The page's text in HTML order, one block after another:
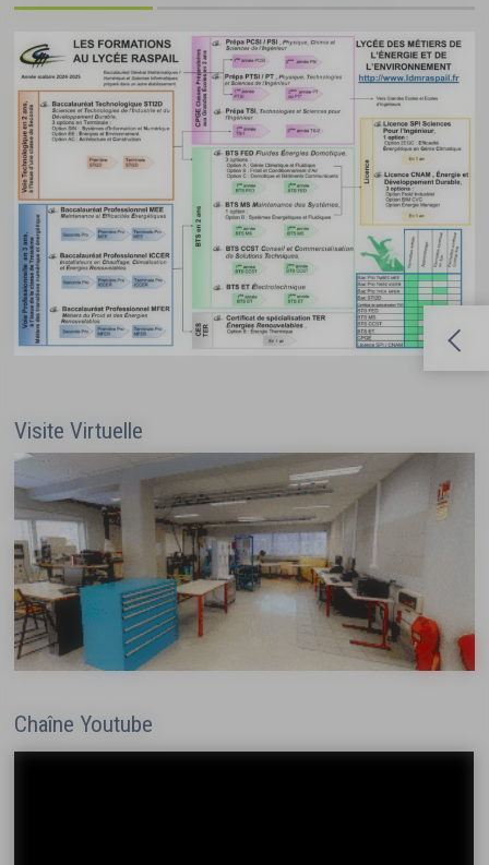
Visite Virtuelle
Chaîne Youtube